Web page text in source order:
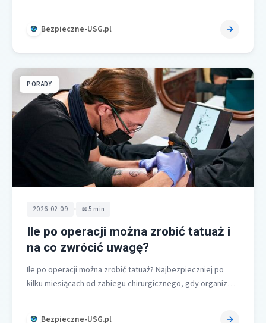
Bezpieczne-USG.pl
PORADY
2026-02-09 • 5 min
Ile po operacji można zrobić tatuaż i
na co zwrócić uwagę?
Ile po operacji można zrobić tatuaż? Najbezpieczniej po
kilku miesiącach od zabiegu chirurgicznego, gdy organizm
Bezpieczne-USG.pl